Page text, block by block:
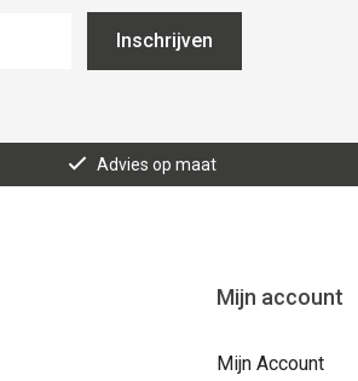
Inschrijven
Advies op maat
Mijn account
Mijn Account